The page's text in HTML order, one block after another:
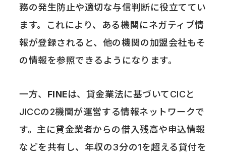
務の発生防止や適切な与信判断に役立ててい
ます。これにより、ある機関にネガティブ情
報が登録されると、他の機関の加盟会社もそ
の情報を参照できるようになります。
一方、 FINEは、貸金業法に基づいてCICと
JICCの2機関が運営する情報ネットワークで
す。主に貸金業者からの借入残高や申込情報
などを共有し、年収の3分の1を超える貸付を